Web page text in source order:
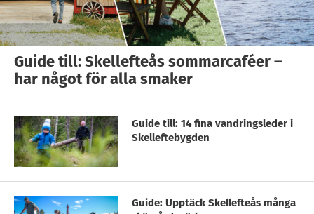
Guide till: Skellefteås sommarcaféer –
har något för alla smaker
Guide till: 14 fina vandringsleder i
Skelleftebygden
Guide: Upptäck Skellefteås många